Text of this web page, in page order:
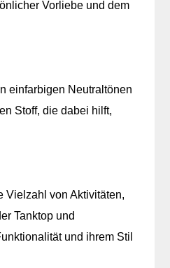
Vorliebe und dem
einfarbigen Neutraltönen
Stoff, die dabei hilft,
Vielzahl von Aktivitäten,
Tanktop und
und ihrem Stil